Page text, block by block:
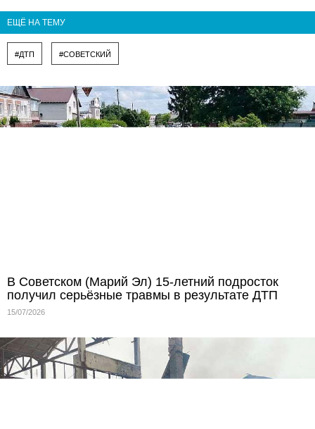
ЕЩЁ НА ТЕМУ
#ДТП #СОВЕТСКИЙ
В Советском (Марий Эл) 15-летний подросток
получил серьёзные травмы в результате ДТП
15/07/2026